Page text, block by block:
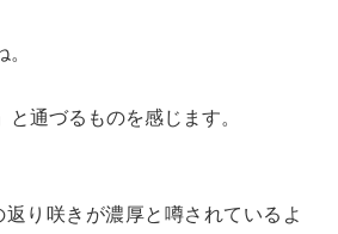
通づるものを感じます。
り咲きが濃厚と噂されているよ